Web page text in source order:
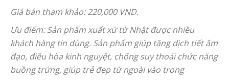
Giá bán tham khảo: 220,000 VND.
Ưu điểm: Sản phẩm xuất xứ từ Nhật được nhiều
khách hàng tin dùng. Sản phẩm giúp tăng dịch tiết âm
đạo, điều hòa kinh nguyệt, chống suy thoái chức năng
buồng trứng, giúp trẻ đẹp từ ngoài vào trong